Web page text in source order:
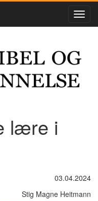
lære i
03.04.2024
Stig Magne Heitmann